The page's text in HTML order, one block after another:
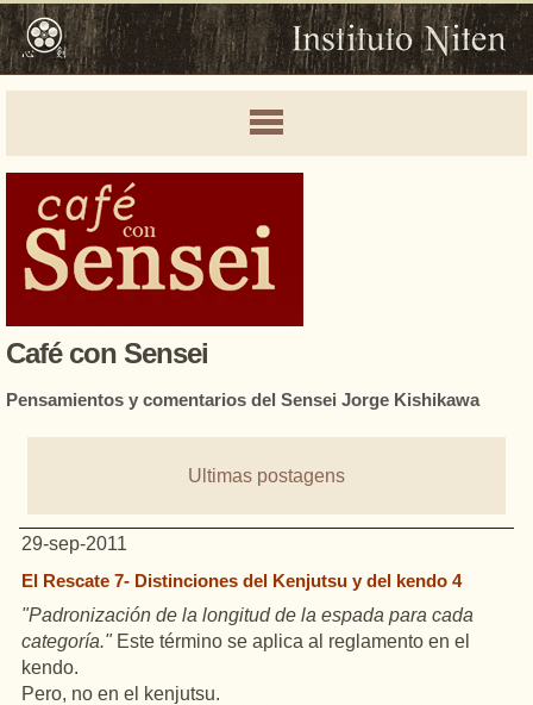
Café con Sensei
Pensamientos y comentarios del Sensei Jorge Kishikawa
Ultimas postagens
29-sep-2011
El Rescate 7- Distinciones del Kenjutsu y del kendo 4
"Padronización de la longitudde la espada para cada
categoría." Este término se aplica al reglamento en el
kendo.
Pero, no en el kenjutsu.